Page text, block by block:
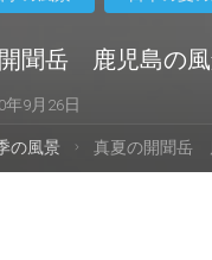
聞岳 鹿児島の
年9月26日
の風景 真夏の開聞岳